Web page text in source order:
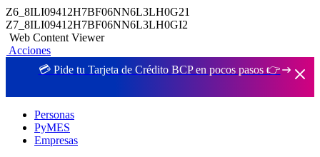
Z6_8ILI09412H7BF06NN6L3LH0G21
Z7_8ILI09412H7BF06NN6L3LH0GI2
Web Content Viewer
Acciones
💳 Pide tu Tarjeta de Crédito BCP en pocos pasos 👉
Personas
PyMES
Empresas